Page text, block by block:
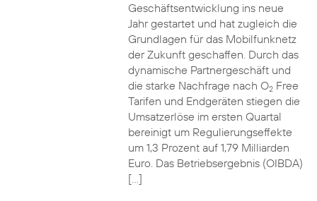
Geschäftsentwicklung ins neue
Jahr gestartet und hat zugleich die
Grundlagen für das Mobilfunknetz
der Zukunft geschaffen. Durch das
dynamische Partnergeschäft und
die starke Nachfrage nach O2Free
Tarifen und Endgeräten stiegen die
Umsatzerlöse im ersten Quartal
bereinigt um Regulierungseffekte
um 1,3 Prozent auf 1,79 Milliarden
Euro. Das Betriebsergebnis (OIBDA)
[…]